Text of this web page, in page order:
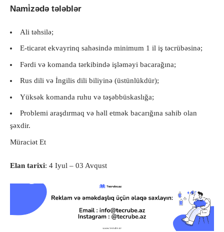
Nami̇zədə tələblər
Ali təhsilə;
E-ticarət ekvayrinq sahəsində minimum 1 il iş təcrübəsinə;
Fərdi və komanda tərkibində işləməyi bacarağına;
Rus dili və İngilis dili biliyinə (üstünlükdür);
Yüksək komanda ruhu və təşəbbüskaslığa;
Problemi araşdırmaq və həll etmək bacarığına sahib olan
şəxdir.
Müraciət Et
Elan tarixi: 4 Iyul – 03 Avqust